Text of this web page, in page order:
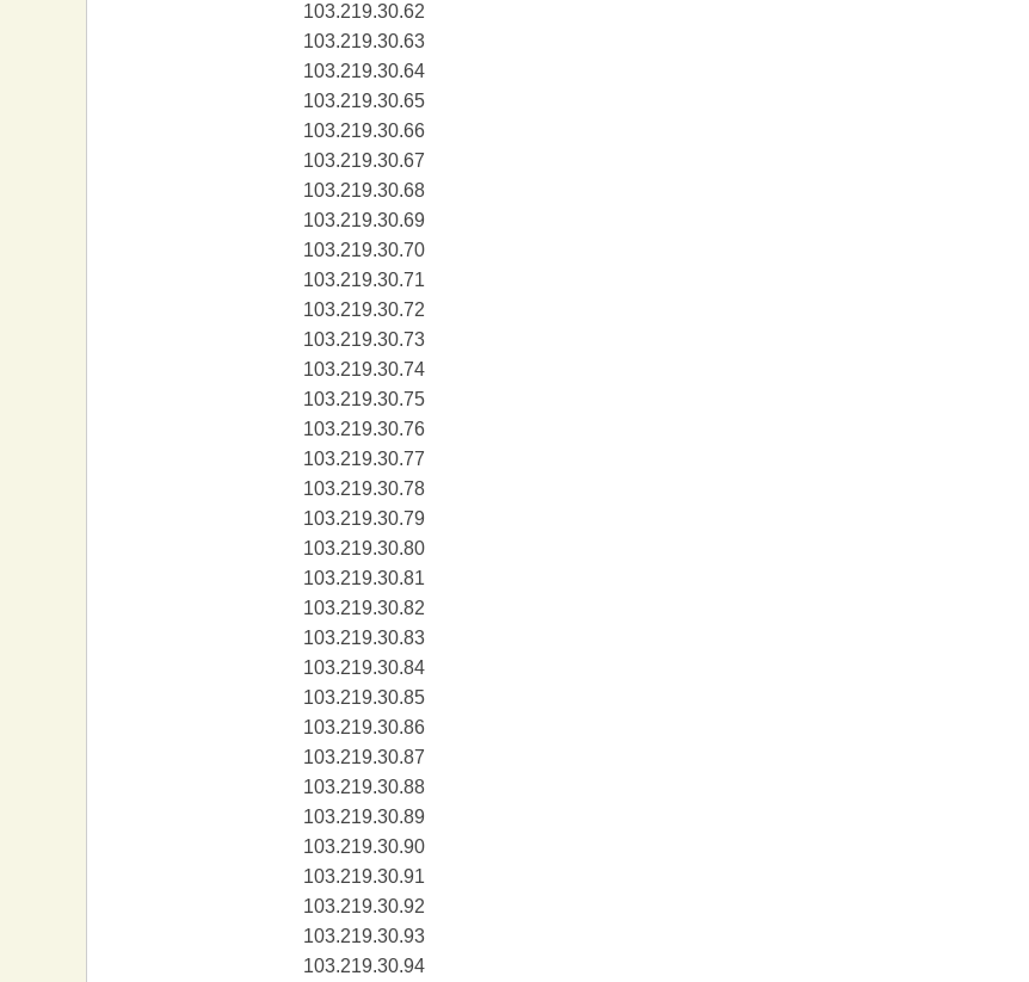
103.219.30.62
103.219.30.63
103.219.30.64
103.219.30.65
103.219.30.66
103.219.30.67
103.219.30.68
103.219.30.69
103.219.30.70
103.219.30.71
103.219.30.72
103.219.30.73
103.219.30.74
103.219.30.75
103.219.30.76
103.219.30.77
103.219.30.78
103.219.30.79
103.219.30.80
103.219.30.81
103.219.30.82
103.219.30.83
103.219.30.84
103.219.30.85
103.219.30.86
103.219.30.87
103.219.30.88
103.219.30.89
103.219.30.90
103.219.30.91
103.219.30.92
103.219.30.93
103.219.30.94